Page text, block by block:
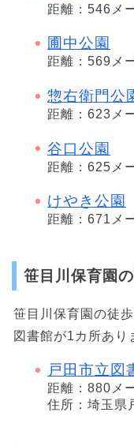
距離：546メ
圃中公園
距離：569メ
惣右衛門公
距離：623メ
谷口公園
距離：625メ
けやき公園
距離：671メ
笹目川保育園
笹目川保育園の徒
図書館が1カ所あり
戸田市立図
距離：880メ
住所：埼玉県